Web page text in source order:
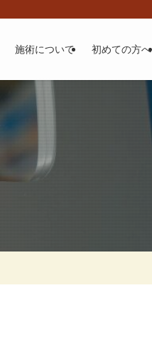
施術について 初めての方へ